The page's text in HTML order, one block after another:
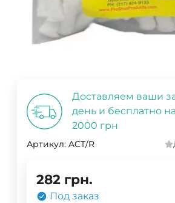
Доставляем ваши
день и бесплатно
2000 грн
Артикул: ACT/R
282 грн.
Под заказ